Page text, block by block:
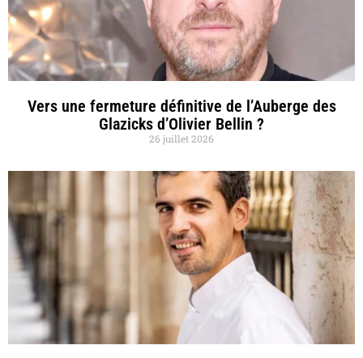
Vers une fermeture définitive de l’Auberge des
Glazicks d’Olivier Bellin ?
26 juillet 2026